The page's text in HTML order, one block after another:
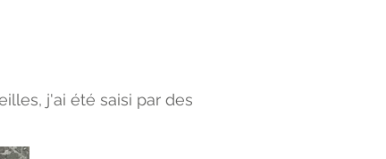
j'ai été saisi par des